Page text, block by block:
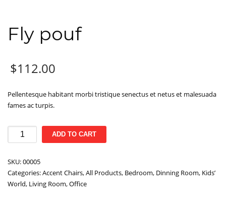
Fly pouf
$112.00
Pellentesque habitant morbi tristique senectus et netus et malesuada
fames ac turpis.
pouf
ADD TO CART
SKU:00005
Categories:Accent Chairs,All Products, Bedroom, Dinning Room, Kids’
World, Living Room,Office